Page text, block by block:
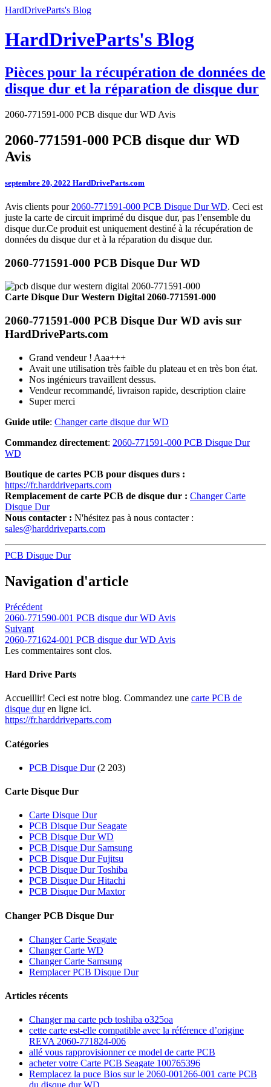
HardDriveParts's Blog
HardDriveParts's Blog
Pièces pour la récupération de données de
disque dur et la réparation de disque dur
2060-771591-000 PCB disque dur WD Avis
2060-771591-000 PCB disque dur WD
Avis
septembre 20, 2022 HardDriveParts.com
Avis clients pour 2060-771591-000 PCB Disque Dur WD. Ceci est
juste la carte de circuit imprimé du disque dur, pas l’ensemble du
disque dur.Ce produit est uniquement destiné à la récupération de
données du disque dur et à la réparation du disque dur.
2060-771591-000 PCB Disque Dur WD
Carte Disque Dur Western Digital 2060-771591-000
2060-771591-000 PCB Disque Dur WD avis sur
HardDriveParts.com
Grand vendeur ! Aaa+++
Avait une utilisation très faible du plateau et en très bon état.
Nos ingénieurs travaillent dessus.
Vendeur recommandé, livraison rapide, description claire
Super merci
Guide utile: Changer carte disque dur WD
Commandez directement: 2060-771591-000 PCB Disque Dur
WD
Boutique de cartes PCB pour disques durs :
https://fr.harddriveparts.com
Remplacement de carte PCB de disque dur : Changer Carte
Disque Dur
Nous contacter : N'hésitez pas à nous contacter :
sales@harddriveparts.com
PCB Disque Dur
Navigation d'article
Précédent
2060-771590-001 PCB disque dur WD Avis
Suivant
2060-771624-001 PCB disque dur WD Avis
Les commentaires sont clos.
Hard Drive Parts
Accueillir! Ceci est notre blog. Commandez une carte PCB de
disque duren ligne ici.
https://fr.harddriveparts.com
Catégories
PCB Disque Dur(2 203)
Carte Disque Dur
Carte Disque Dur
PCB Disque Dur Seagate
PCB Disque Dur WD
PCB Disque Dur Samsung
PCB Disque Dur Fujitsu
PCB Disque Dur Toshiba
PCB Disque Dur Hitachi
PCB Disque Dur Maxtor
Changer PCB Disque Dur
Changer Carte Seagate
Changer Carte WD
Changer Carte Samsung
Remplacer PCB Disque Dur
Articles récents
Changer ma carte pcb toshiba o325oa
cette carte est-elle compatible avec la référence d’origine
REVA 2060-771824-006
allé vous rapprovisionner ce model de carte PCB
acheter votre Carte PCB Seagate 100765396
Remplacez la puce Bios sur le 2060-001266-001 carte PCB